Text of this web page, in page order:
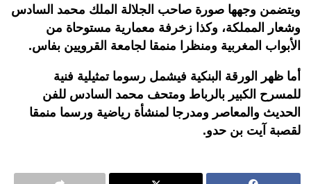
ويتضمن وجهها صورة صاحب الجلالة الملك محمد السادس
وشعار المملكة، وكذا زخرفة معماریة مستوحاة من
الأبواب المغربیة ومنظرا منمقا لجامعة القرويين بفاس.
أما ظهر الورقة البنكية فيشمل رسوما تمثيلية فنية
للمسرح الكبير بالرباط ومتحف محمد السادس للفن
الحديث والمعاصر ومدرجا لمنشأة رياضية ورسما منمقا
لقصبة آيت بن حدو.